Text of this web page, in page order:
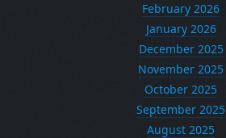
February 2026
January 2026
December 2025
November 2025
October 2025
September 2025
August 2025